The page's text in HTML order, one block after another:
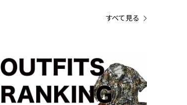
すべて見る